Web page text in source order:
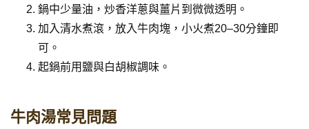
鍋中少量油，炒香洋蔥與薑片到微微透明。
加入清水煮滾，放入牛肉塊，小火煮20–30分鐘即
可。
起鍋前用鹽與白胡椒調味。
牛肉湯常見問題